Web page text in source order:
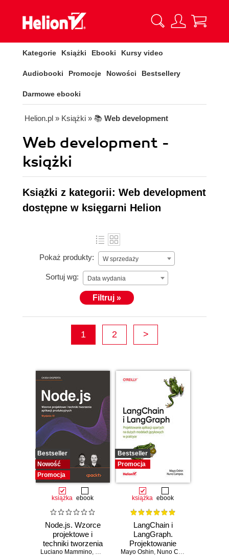
Kategorie Książki Ebooki Kursy video
Audiobooki Promocje Nowości Bestsellery
Darmowe ebooki
Helion.pl » Książki » 📚 Web development
Web development -
książki
Książki z kategorii: Web development
dostępne w księgarni Helion
Pokaż produkty: W sprzedaży
Sortuj wg: Data wydania
Filtruj »
1 2 >
Bestseller
Nowość
Promocja
książka ebook
Node.js. Wzorce
projektowe i
techniki tworzenia
aplikacji
Luciano Mammino, Mario Casciaro ,Colin J. Ihrig (Foreword)
Bestseller
Promocja
książka ebook
LangChain i
LangGraph.
Projektowanie
aplikacji opartych
Mayo Oshin, Nuno Campos